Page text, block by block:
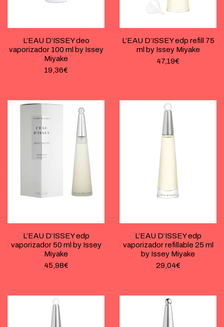
L’EAU D’ISSEY deo
vaporizador 100 ml by Issey
Miyake
19,36€
L’EAU D’ISSEY edp refill 75
ml by Issey Miyake
47,19€
L’EAU D’ISSEY edp
vaporizador 50 ml by Issey
Miyake
45,98€
L’EAU D’ISSEY edp
vaporizador refillable 25 ml
by Issey Miyake
29,04€